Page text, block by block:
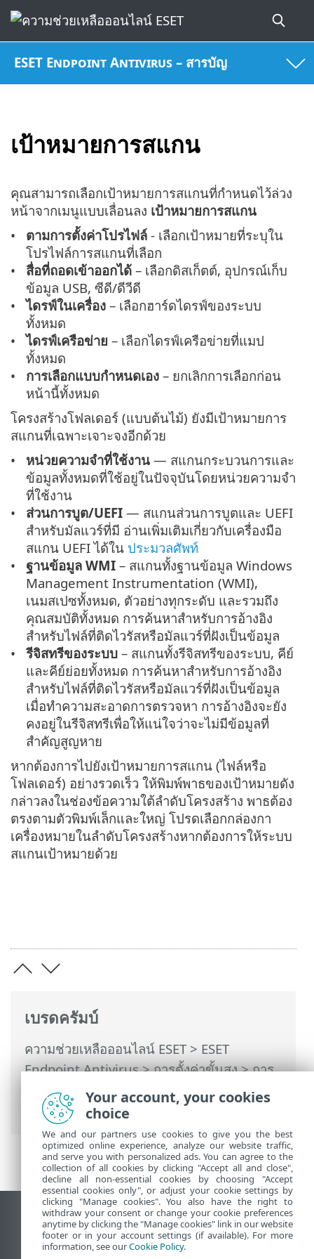
ESET Endpoint Antivirus – สารบัญ
เป้าหมายการสแกน
เบรดครัมบ์
ความช่วยเหลือออนไลน์ ESET> ESET
Endpoint Antivirus>การตั้งค่าขั้นสูง>การ
สแกน> การสแกนอุปกรณ์ > เป้าหมายการ
สแกน
คุณสามารถเลือกเป้าหมายการสแกนที่กำหนดไว้ล่วง
หน้าจากเมนูแบบเลื่อนลง เป้าหมายการสแกน
ตามการตั้งค่าโปรไฟล์ - เลือกเป้าหมายที่ระบุใน
โปรไฟล์การสแกนที่เลือก
สื่อที่ถอดเข้าออกได้ – เลือกดิสเก็ตต์, อุปกรณ์เก็บ
ข้อมูล USB, ซีดี/ดีวีดี
ไดรฟ์ในเครื่อง – เลือกฮาร์ดไดรฟ์ของระบบ
ทั้งหมด
ไดรฟ์เครือข่าย – เลือกไดรฟ์เครือข่ายที่แมป
ทั้งหมด
การเลือกแบบกำหนดเอง – ยกเลิกการเลือกก่อน
หน้านี้ทั้งหมด
โครงสร้างโฟลเดอร์ (แบบต้นไม้) ยังมีเป้าหมายการ
สแกนที่เฉพาะเจาะจงอีกด้วย
หน่วยความจำที่ใช้งาน — สแกนกระบวนการและ
ข้อมูลทั้งหมดที่ใช้อยู่ในปัจจุบันโดยหน่วยความจำ
ที่ใช้งาน
ส่วนการบูต/UEFI — สแกนส่วนการบูตและ UEFI
สำหรับมัลแวร์ที่มี อ่านเพิ่มเติมเกี่ยวกับเครื่องมือ
สแกน UEFI ได้ใน ประมวลศัพท์
ฐานข้อมูล WMI – สแกนทั้งฐานข้อมูล Windows
Management Instrumentation (WMI),
เนมสเปซทั้งหมด, ตัวอย่างทุกระดับ และรวมถึง
คุณสมบัติทั้งหมด การค้นหาสำหรับการอ้างอิง
สำหรับไฟล์ที่ติดไวรัสหรือมัลแวร์ที่ฝังเป็นข้อมูล
รีจิสทรีของระบบ – สแกนทั้งรีจิสทรีของระบบ, คีย์
และคีย์ย่อยทั้งหมด การค้นหาสำหรับการอ้างอิง
สำหรับไฟล์ที่ติดไวรัสหรือมัลแวร์ที่ฝังเป็นข้อมูล
เมื่อทำความสะอาดการตรวจหา การอ้างอิงจะยัง
คงอยู่ในรีจิสทรีเพื่อให้แน่ใจว่าจะไม่มีข้อมูลที่
สำคัญสูญหาย
หากต้องการไปยังเป้าหมายการสแกน (ไฟล์หรือ
โฟลเดอร์) อย่างรวดเร็ว ให้พิมพ์พาธของเป้าหมายดัง
กล่าวลงในช่องข้อความใต้ลำดับโครงสร้าง พาธต้อง
ตรงตามตัวพิมพ์เล็กและใหญ่ โปรดเลือกกล่องกา
เครื่องหมายในลำดับโครงสร้างหากต้องการให้ระบบ
สแกนเป้าหมายด้วย
ดูไซต์เดสก์ท็อป
End of Life
Your account, your cookies
choice
We and our partners use cookies to give you the best
optimized online experience, analyze our website traffic,
and serve you with personalized ads. You can agree to the
collection of all cookies by clicking "Accept all and close",
decline all non-essential cookies by choosing "Accept
essential cookies only", or adjust your cookie settings by
clicking "Manage cookies". You also have the right to
withdraw your consent or change your cookie preferences
anytime by clicking the "Manage cookies" link in our website
footer or in your account settings (if available). For more
information, see ourCookie Policy.